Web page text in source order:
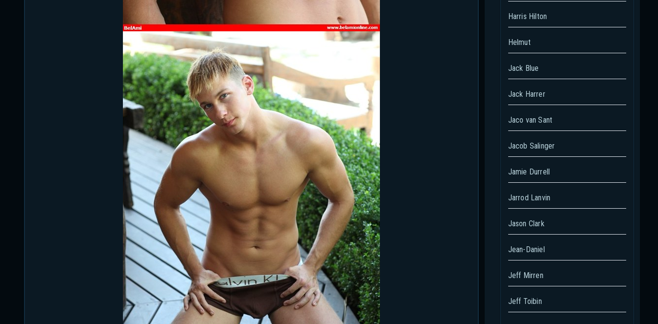
Harris Hilton
Helmut
Jack Blue
Jack Harrer
Jaco van Sant
Jacob Salinger
Jamie Durrell
Jarrod Lanvin
Jason Clark
Jean-Daniel
Jeff Mirren
Jeff Toibin